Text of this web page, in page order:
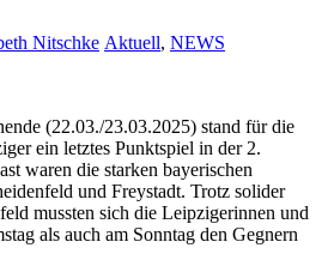
Nitschke Aktuell, NEWS
(22.03./23.03.2025) stand für die
ein letztes Punktspiel in der 2.
waren die starken bayerischen
und Freystadt. Trotz solider
mussten sich die Leipzigerinnen und
als auch am Sonntag den Gegnern